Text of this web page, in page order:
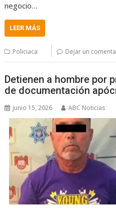
negocio…
LEER MÁS
Policiaca Dejar un
Detienen a hombre por
de documentación
junio 15, 2026 ABC Noticias